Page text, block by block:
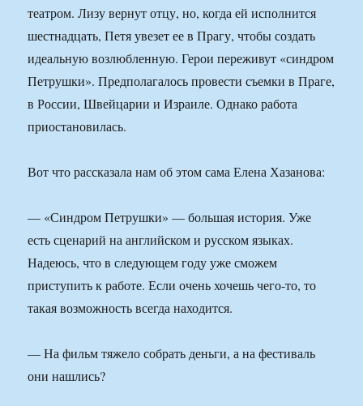
театром. Лизу вернут отцу, но, когда ей исполнится
шестнадцать, Петя увезет ее в Прагу, чтобы создать
идеальную возлюбленную. Герои переживут «синдром
Петрушки». Предполагалось провести съемки в Праге,
в России, Швейцарии и Израиле. Однако работа
приостановилась.
Вот что рассказала нам об этом сама Елена Хазанова:
— «Синдром Петрушки» — большая история. Уже
есть сценарий на английском и русском языках.
Надеюсь, что в следующем году уже сможем
приступить к работе. Если очень хочешь чего-то, то
такая возможность всегда находится.
— На фильм тяжело собрать деньги, а на фестиваль
они нашлись?